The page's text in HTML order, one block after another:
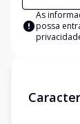
As
possa